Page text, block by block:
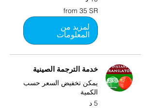
from
35
SR
from 35 SR
لمزيد من
المعلومات
خدمة الترجمة الصينية
يمكن تخفيض السعر حسب
الكمية
5 د